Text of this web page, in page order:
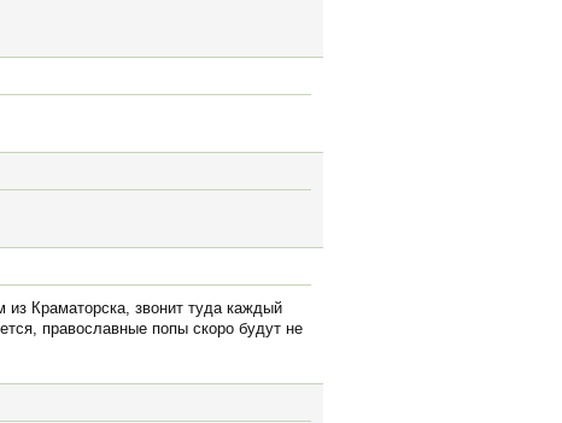
Краматорска, звонит туда каждый
православные попы скоро будут не